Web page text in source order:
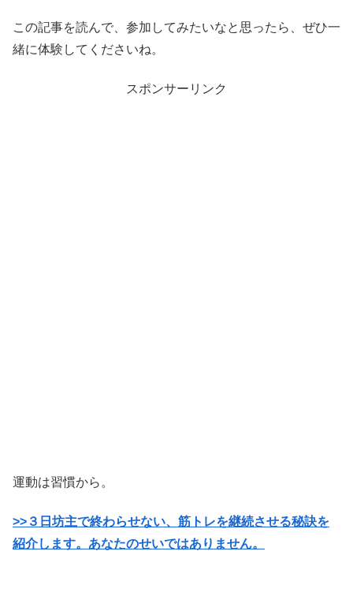
この記事を読んで、参加してみたいなと思ったら、ぜひ一
緒に体験してくださいね。
スポンサーリンク
運動は習慣から。
>>３日坊主で終わらせない、筋トレを継続させる秘訣を
紹介します。あなたのせいではありません。